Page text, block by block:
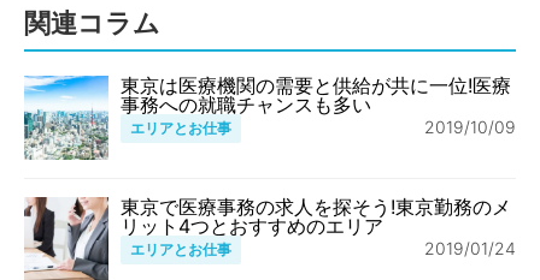
関連コラム
東京は医療機関の需要と供給が共に一位!医療
事務への就職チャンスも多い
エリアとお仕事 2019/10/09
東京で医療事務の求人を探そう!東京勤務のメ
リット4つとおすすめのエリア
エリアとお仕事 2019/01/24